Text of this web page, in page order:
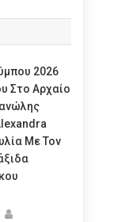
2026
Στο Αρχαίο
Με Τον